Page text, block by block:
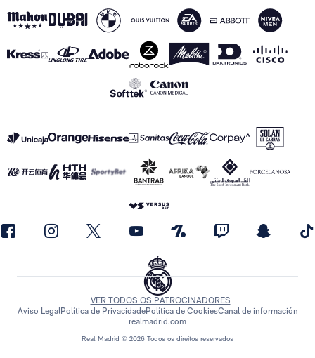
Real Madrid © 2026 Todos os direitos reservados
VER TODOS OS PATROCINADORES
Aviso LegalPolítica de PrivacidadePolítica de CookiesCanal de información
realmadrid.com